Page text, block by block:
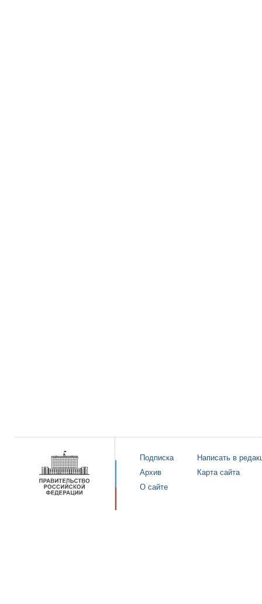
Подписка
Архив
О сайте
Написать в
Карта сайта